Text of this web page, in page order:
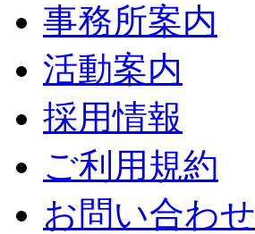
事務所案内
活動案内
採用情報
ご利用規約
お問い合わせ